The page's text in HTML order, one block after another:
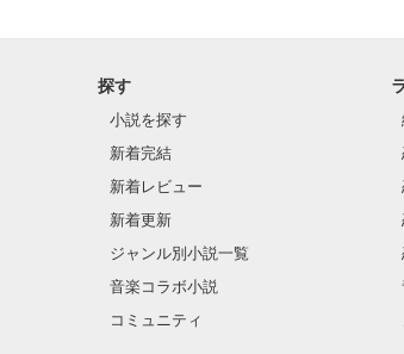
探す
小説を探す
新着完結
新着レビュー
新着更新
ジャンル別小説一覧
音楽コラボ小説
コミュニティ